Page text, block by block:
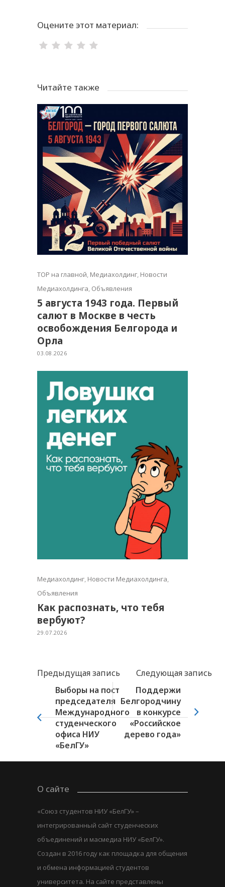
Оцените этот материал:
Читайте также
TOP на главной, Медиахолдинг, Новости
Медиахолдинга, Объявления
5 августа 1943 года. Первый
салют в Москве в честь
освобождения Белгорода и
Орла
03.08.2026
Медиахолдинг, Новости Медиахолдинга,
Объявления
Как распознать, что тебя
вербуют?
29.07.2026
Предыдущая запись
Следующая запись
Выборы на пост
председателя
Международного
студенческого
офиса НИУ
«БелГУ»
Поддержи
Белгородчину
в конкурсе
«Российское
дерево года»
О сайте
«Союз студентов НИУ «БелГУ» –
интегрированный сайт студенческих
объединений и масмедиа НИУ «БелГУ».
Создан в 2016 году как площадка для общения
и обмена информацией студентов
университета. На сайте представлены